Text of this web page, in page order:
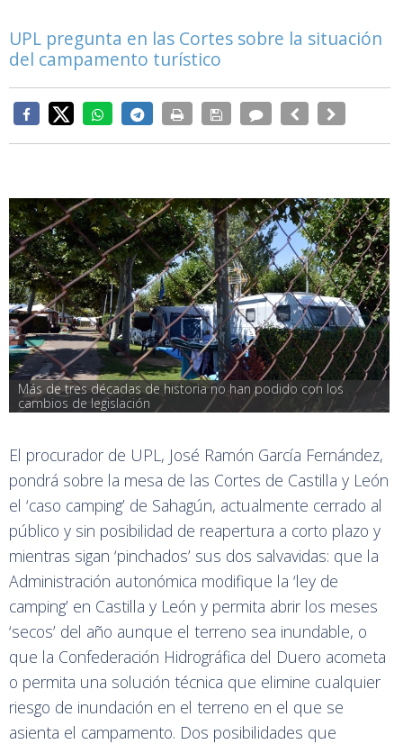
UPL pregunta en las Cortes sobre la situación
del campamento turístico
Más de tres décadas de historia no han podido con los
cambios de legislación
El procurador de UPL, José Ramón García Fernández,
pondrá sobre la mesa de las Cortes de Castilla y León
el ‘caso camping’ de Sahagún, actualmente cerrado al
público y sin posibilidad de reapertura a corto plazo y
mientras sigan ‘pinchados’ sus dos salvavidas: que la
Administración autonómica modifique la ‘ley de
camping’ en Castilla y León y permita abrir los meses
‘secos’ del año aunque el terreno sea inundable, o
que la Confederación Hidrográfica del Duero acometa
o permita una solución técnica que elimine cualquier
riesgo de inundación en el terreno en el que se
asienta el campamento. Dos posibilidades que